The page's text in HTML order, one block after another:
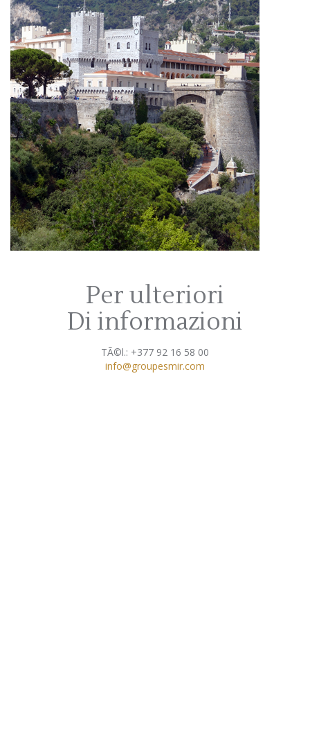
Per ulteriori
Di informazioni
TÃ©l.: +377 92 16 58 00
info@groupesmir.com